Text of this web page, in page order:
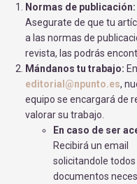
PREVALENCIA Y FACTORES
RIESGO DE HIPOGLUCEMIA EN
PACIENTES CON DIABETES
LA HOSPITALIZACIÓN
SOLÍS GARCÍA, A- 15/05/2018
PERFIL DEL FUMADOR EN
CONSULTA DE
MEDINA PONCE, A- 01/09/2018
ESTÚDIO
Normas de publicación:
Asegurate de que tu
a las normas de
revista, las podrás
Mándanos tu trabajo:
editorial@npunto.es,
equipo se encargará de
valorar su trabajo.
En caso de ser
Recibirá un email
solicitandole todos
documentos